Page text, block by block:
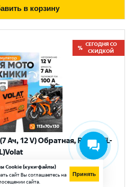
в корзину
СЕГОДНЯ СО
СКИДКОЙ
Ач, 12 V) Обратная, R+ YTX7L-
Cookie (куки-файлы)
сайт Вы соглашаетесь на
сайта.
Принять